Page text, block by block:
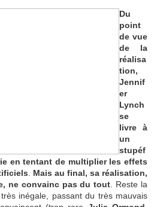
Du
point
de vue
de la
réalisa
tion,
Jennif
er
Lynch
se
livre à
un
stupéf
en tentant de multiplier les effets
Mais au final, sa réalisation,
ne convainc pas du tout . Reste la
inégale, passant du très mauvais